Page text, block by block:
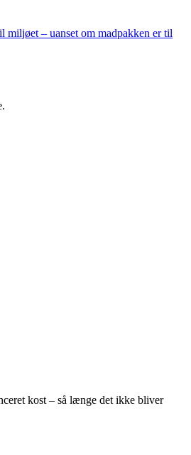
miljøet – uanset om madpakken er til
kost – så længe det ikke bliver